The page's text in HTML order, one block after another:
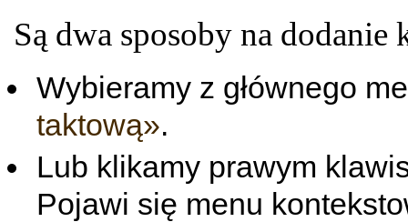
Są dwa sposoby na dodanie
Wybieramy z głównego
taktową».
Lub klikamy prawym
Pojawi się menu